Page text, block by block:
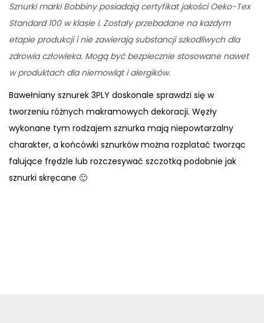
Sznurki marki Bobbiny posiadają certyfikat jakości Oeko-Tex
Standard 100 w klasie I. Zostały przebadane na każdym
etapie produkcji i nie zawierają substancji szkodliwych dla
zdrowia człowieka. Mogą być bezpiecznie stosowane nawet
w produktach dla niemowląt i alergików.
Bawełniany sznurek 3PLY doskonale sprawdzi się w
tworzeniu różnych makramowych dekoracji. Węzły
wykonane tym rodzajem sznurka mają niepowtarzalny
charakter, a końcówki sznurków można rozplatać tworząc
falujące frędzle lub rozczesywać szczotką podobnie jak
sznurki skręcane 🙂